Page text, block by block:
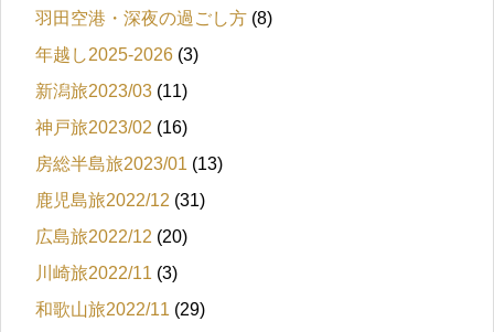
羽田空港・深夜の過ごし方 (8)
年越し2025-2026 (3)
新潟旅2023/03 (11)
神戸旅2023/02 (16)
房総半島旅2023/01 (13)
鹿児島旅2022/12 (31)
広島旅2022/12 (20)
川崎旅2022/11 (3)
和歌山旅2022/11 (29)